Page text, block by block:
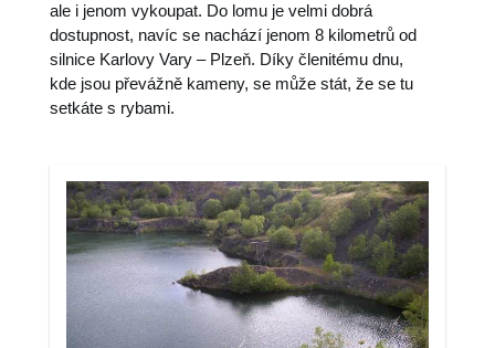
ale i jenom vykoupat. Do lomu je velmi dobrá
dostupnost, navíc se nachází jenom 8 kilometrů od
silnice Karlovy Vary – Plzeň. Díky členitému dnu,
kde jsou převážně kameny, se může stát, že se tu
setkáte s rybami.